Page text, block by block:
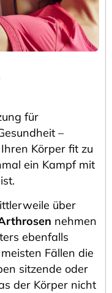
für
–
Körper fit zu
ein Kampf mit
über
nehmen
ebenfalls
Fällen die
sitzende oder
der Körper nicht